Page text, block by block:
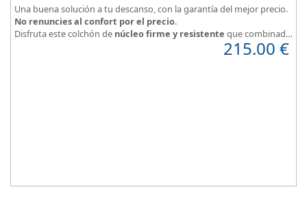
Una buena solución a tu descanso, con la garantía del mejor precio.
No renuncies al confort por el precio.
Disfruta este colchón de núcleo firme y resistente que combinado
con el material viscoelástico ViscoPlume en ambas caras y algodón
en cara de verano, consigue un descanso reparador y máximo
215.00 €